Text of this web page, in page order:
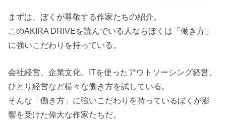
まずは、ぼくが尊敬する作家たちの紹介。
このAKIRA DRIVEを読んでいる人ならぼくは「働き方」
に強いこだわりを持っている。
会社経営、企業文化、ITを使ったアウトソーシング経営、
ひとり経営など様々な働き方を試している。
そんな「働き方」に強いこだわりを持っているぼくが影
響を受けた偉大な作家たちだ。